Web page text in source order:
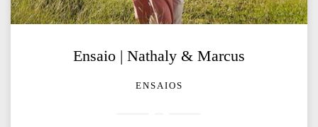
Ensaio | Nathaly & Marcus
ENSAIOS